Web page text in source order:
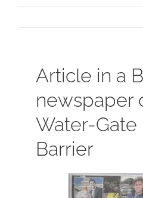
Article in a
newspaper
Water-Gate
Barrier